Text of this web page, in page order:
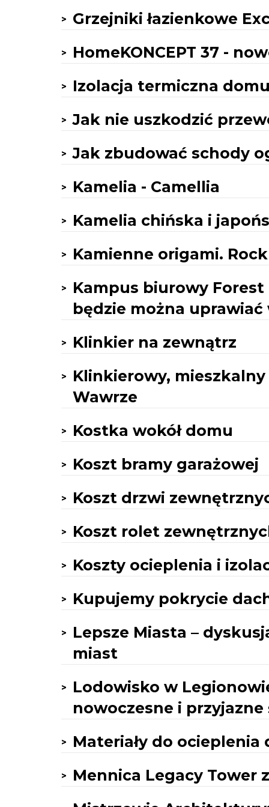
Grzejniki łazienkowe
HomeKONCEPT 37 -
Izolacja termiczna
Jak nie uszkodzić
Jak zbudować schody
Kamelia - Camellia
Kamelia chińska i
Kamienne origami.
Kampus biurowy
będzie można uprawiać
Klinkier na zewnątrz
Klinkierowy,
Wawrze
Kostka wokół domu
Koszt bramy garażowej
Koszt drzwi
Koszt rolet
Koszty ocieplenia i
Kupujemy pokrycie
Lepsze Miasta –
miast
Lodowisko w
nowoczesne i
Materiały do ocieplenia
Mennica Legacy Tower